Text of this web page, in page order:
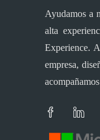
Ayudamos a
alta
Experience.
empresa,